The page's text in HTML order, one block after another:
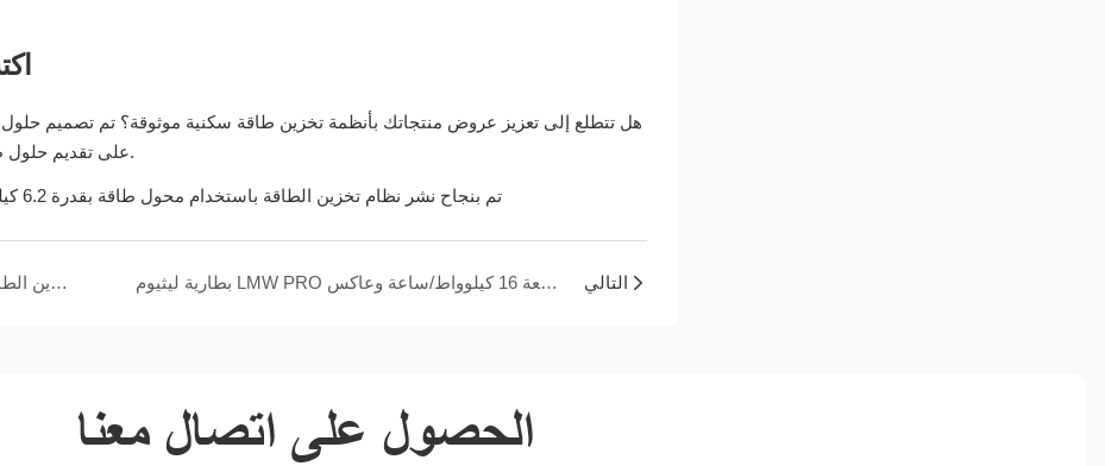
هل تتطلع إلى تعزيز عروض منتجاتك بأنظمة تخزين طاقة سكنية موثوقة؟ تم تصميم حلول
على تقديم حلول طاقة احتياطية فعالة ومستقرة وقابلة للتطوير للمنازل الحديثة.
نظام بطاريات ليثيوم LMW PRO بستة بطاريات سعة 16 كيلوواط/ساعة مع 3 محولات لتخزين الطاقة قابل للتوسع بطارية ليثيوم LMW PRO بسعة 16 كيلوواط/ساعة وعاكس Growatt يوفران تخزينًا موثوقًا للطاقة المنزلية التالي
الحصول على اتصال معنا